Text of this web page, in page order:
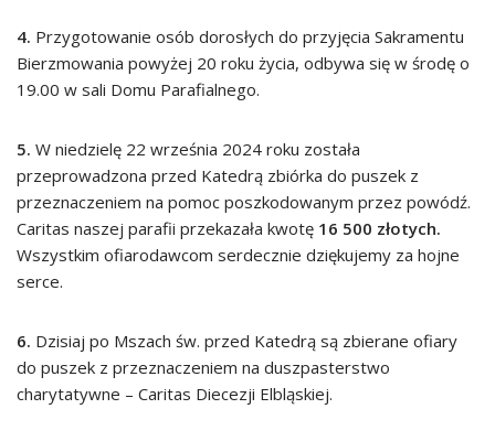
4. Przygotowanie osób dorosłych do przyjęcia Sakramentu
Bierzmowania powyżej 20 roku życia, odbywa się w środę o
19.00 w sali Domu Parafialnego.
5. W niedzielę 22 września 2024 roku została
przeprowadzona przed Katedrą zbiórka do puszek z
przeznaczeniem na pomoc poszkodowanym przez powódź.
Caritas naszej parafii przekazała kwotę 16 500 złotych.
Wszystkim ofiarodawcom serdecznie dziękujemy za hojne
serce.
6. Dzisiaj po Mszach św. przed Katedrą są zbierane ofiary
do puszek z przeznaczeniem na duszpasterstwo
charytatywne – Caritas Diecezji Elbląskiej.